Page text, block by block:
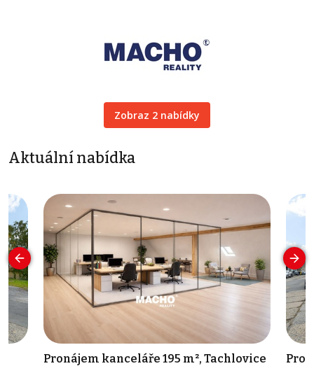
Zobraz 2 nabídky
Aktuální nabídka
Pronájem kanceláře 195 m², Tachlovice